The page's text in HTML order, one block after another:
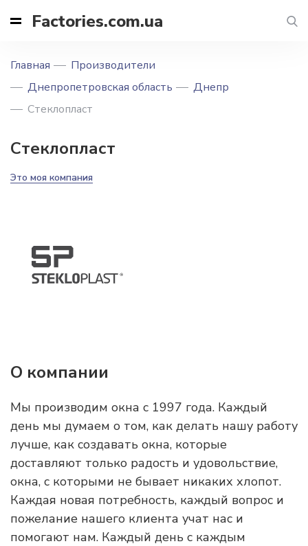
Factories.com.ua
Главная
Производители
Днепропетровская область
Днепр
Стеклопласт
Стеклопласт
Это моя компания
О компании
Мы производим окна с 1997 года. Каждый
день мы думаем о том, как делать нашу работу
лучше, как создавать окна, которые
доставляют только радость и удовольствие,
окна, с которыми не бывает никаких хлопот.
Каждая новая потребность, каждый вопрос и
пожелание нашего клиента учат нас и
помогают нам. Каждый день с каждым